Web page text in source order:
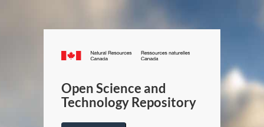
Canada.ca
/
Canada
Open Science and
Technology Repository